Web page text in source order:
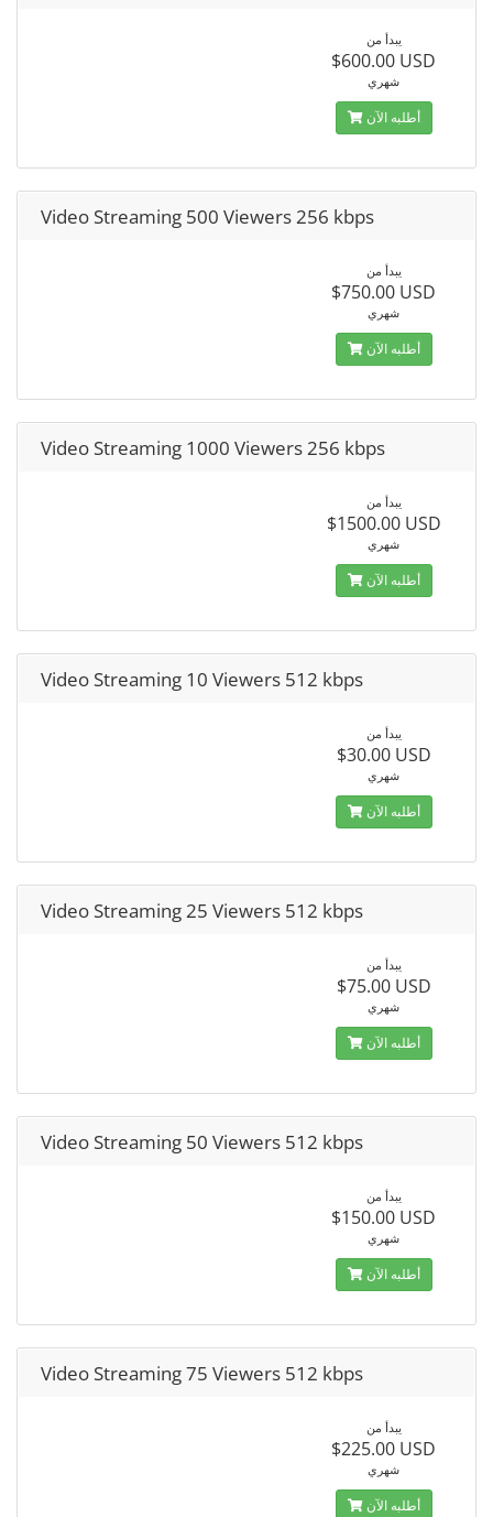
يبدأ من
$600.00 USD
شهري
أطلبه الآن
Video Streaming 500 Viewers 256 kbps
يبدأ من
$750.00 USD
شهري
أطلبه الآن
Video Streaming 1000 Viewers 256 kbps
يبدأ من
$1500.00 USD
شهري
أطلبه الآن
Video Streaming 10 Viewers 512 kbps
يبدأ من
$30.00 USD
شهري
أطلبه الآن
Video Streaming 25 Viewers 512 kbps
يبدأ من
$75.00 USD
شهري
أطلبه الآن
Video Streaming 50 Viewers 512 kbps
يبدأ من
$150.00 USD
شهري
أطلبه الآن
Video Streaming 75 Viewers 512 kbps
يبدأ من
$225.00 USD
شهري
أطلبه الآن